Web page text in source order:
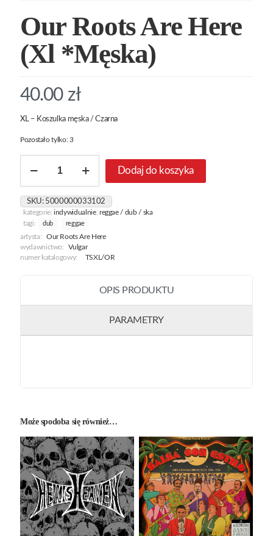
Our Roots Are Here
(Xl *Męska)
40.00 zł
XL – Koszulka męska / Czarna
Pozostało tylko: 3
Our
Are
Here
Dodaj do koszyka
SKU: 5000000033102
kategorie: indywidualnie, reggae / dub / ska
tagi:
dub reggae
artysta:
Our Roots Are Here
wydawnictwo:
Vulgar
numer katalogowy:
TSXL/OR
OPIS PRODUKTU
PARAMETRY
Może spodoba się również…